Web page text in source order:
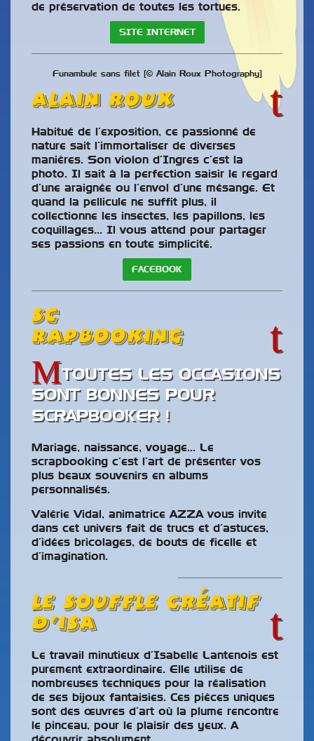
de préservation de toutes les tortues.
SITE INTERNET
Funambule sans filet [© Alain Roux Photography]
Alain ROUX
Habitué de l’exposition, ce passionné de
nature sait l’immortaliser de diverses
manières. Son violon d’Ingres c’est la
photo. Il sait à la perfection saisir le regard
d’une araignée ou l’envol d’une mésange. Et
quand la pellicule ne suffit plus, il
collectionne les insectes, les papillons, les
coquillages… Il vous attend pour partager
ses passions en toute simplicité.
FACEBOOK
Sc
rapbooking
TOUTES LES OCCASIONS
SONT BONNES POUR
SCRAPBOOKER !
Mariage, naissance, voyage… Le
scrapbooking c’est l’art de présenter vos
plus beaux souvenirs en albums
personnalisés.
Valérie Vidal, animatrice AZZA vous invite
dans cet univers fait de trucs et d’astuces,
d’idées bricolages, de bouts de ficelle et
d’imagination.
Le Souffle Créatif
d’ISA
Le travail minutieux d’Isabelle Lantenois est
purement extraordinaire. Elle utilise de
nombreuses techniques pour la réalisation
de ses bijoux fantaisies. Ces pièces uniques
sont des œuvres d’art où la plume rencontre
le pinceau, pour le plaisir des yeux. A